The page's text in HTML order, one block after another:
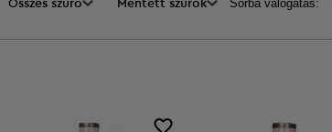
Akciók Ár
Összes szűrő Mentett szűrők Sorba válogatás: